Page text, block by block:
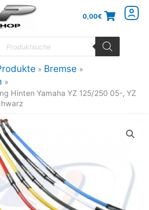
0,00€
search
Bremse
Hinten Yamaha YZ 125/250 05-, YZ
41,95€
ist:
37,76€.